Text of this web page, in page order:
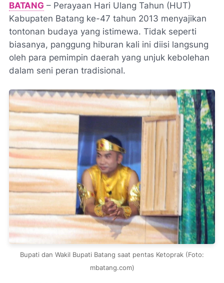
BATANG – Perayaan Hari Ulang Tahun (HUT)
Kabupaten Batang ke-47 tahun 2013 menyajikan
tontonan budaya yang istimewa. Tidak seperti
biasanya, panggung hiburan kali ini diisi langsung
oleh para pemimpin daerah yang unjuk kebolehan
dalam seni peran tradisional.
Bupati dan Wakil Bupati Batang saat pentas Ketoprak (Foto:
mbatang.com)